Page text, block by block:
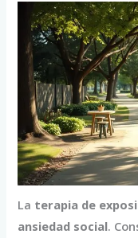
La terapia de
ansiedad social.